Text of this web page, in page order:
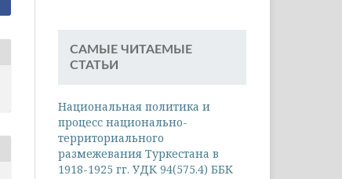
САМЫЕ ЧИТАЕМЫЕ
СТАТЬИ
Национальная политика и
процесс национально-
территориального
размежевания Туркестана в
1918-1925 гг. УДК 94(575.4) ББК